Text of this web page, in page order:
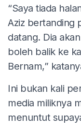
“Saya tiada
Aziz bertanding
datang. Dia
boleh balik ke
Bernam,”
Ini bukan kali
media miliknya
menuntut